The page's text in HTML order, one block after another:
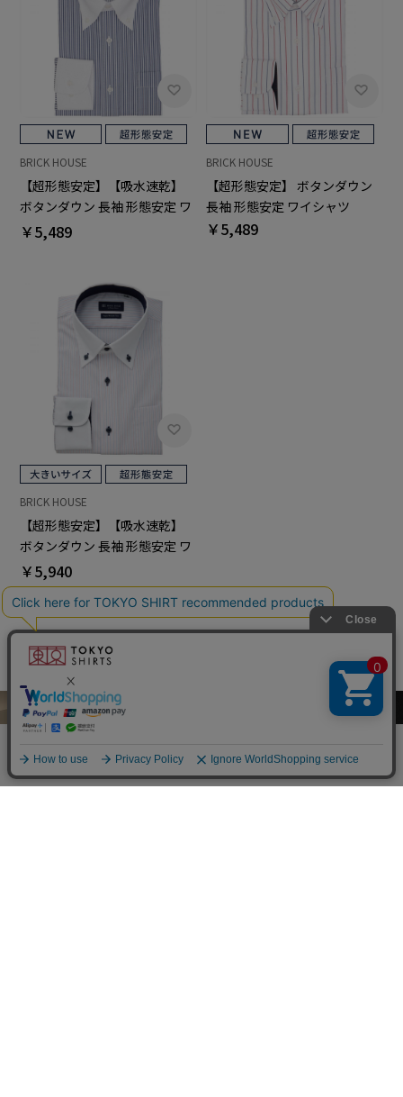
BRICK HOUSE
【超形態安定】【吸水速乾】
ボタンダウン 長袖 形態安定 ワ
イシャツ
￥5,489
BRICK HOUSE
【超形態安定】 ボタンダウン
長袖 形態安定 ワイシャツ
￥5,489
BRICK HOUSE
【超形態安定】【吸水速乾】
ボタンダウン 長袖 形態安定 ワ
イシャツ 大きいサイズ
￥5,940
他のアイテムを探す こだわり検索